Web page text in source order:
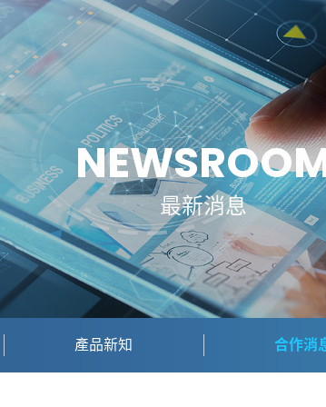
最新消息
產品新知 合作消